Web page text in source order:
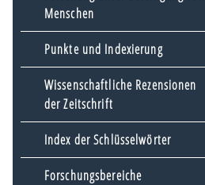
Menschen
Punkte und Indexierung
Wissenschaftliche Rezensionen
der Zeitschrift
Index der Schlüsselwörter
Forschungsbereiche